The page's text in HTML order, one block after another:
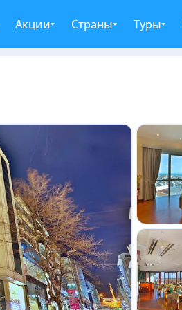
Акции Страны Туры